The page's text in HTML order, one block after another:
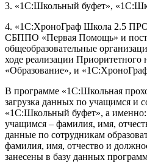
3. «1С:Школьный буфет»,
4. «1С:ХроноГраф Школа 2.5
СБППО «Первая Помощь» и
общеобразовательные
ходе реализации Приоритетного
«Образование», и
В программе «1С:Школьная
загрузка данных по учащимся и
«1С:Школьный буфет», а
учащимся – фамилия, имя,
данные по сотрудникам
фамилия, имя, отчество и
занесены в базу данных